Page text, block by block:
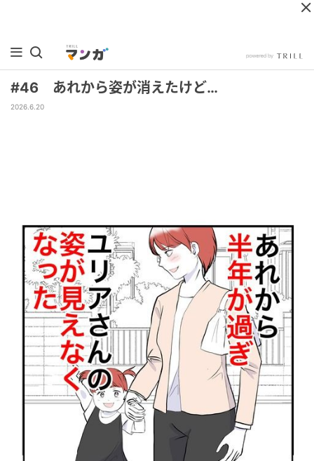
#46 あれから姿が消えたけど…
2026.6.20